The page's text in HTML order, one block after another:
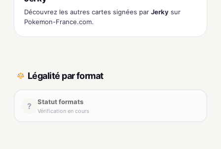
Découvrez les autres cartes signées par Jerky sur
Pokemon-France.com.
Légalité par format
? Statut formats
Vérification en cours